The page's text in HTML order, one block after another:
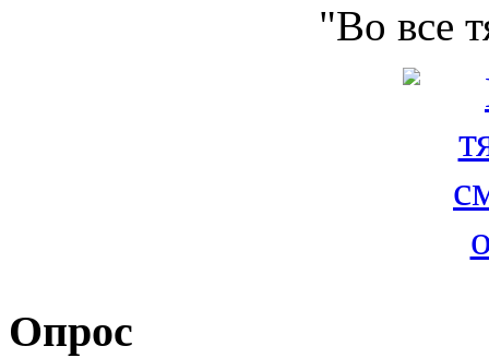
"Во все
Опрос